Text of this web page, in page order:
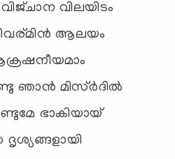
വിലയിടം
ആലയം
ഞാന്‍ മിസ്ര്‍ദില്‍
ഭാകിയായ്‌